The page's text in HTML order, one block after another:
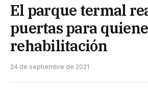
El parque termal
puertas para
rehabilitación
24 de septiembre de 2021